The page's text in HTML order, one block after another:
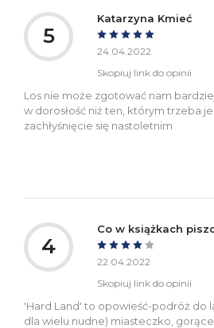
5
Katarzyna Kmieć
24.04.2022
Skopiuj link do opinii
Los nie może zgotować nam
w dorosłość niż ten, którym trzeba
zachłyśnięcie się nastoletnim
4
Co w książkach
22.04.2022
Skopiuj link do opinii
'Hard Land' to opowieść-podróż do
dla wielu nudne) miasteczko,